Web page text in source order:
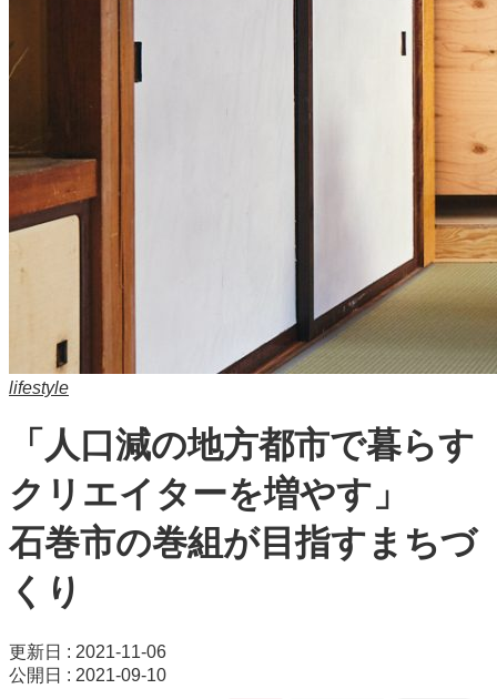
lifestyle
「人口減の地方都市で暮らす
クリエイターを増やす」
石巻市の巻組が目指すまちづ
くり
更新日 : 2021-11-06
公開日 : 2021-09-10